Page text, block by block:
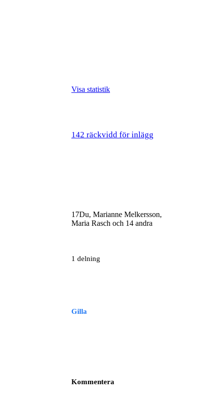
Visa statistik
142 räckvidd för inlägg
17Du, Marianne Melkersson,
Maria Rasch och 14 andra
1 delning
Gilla
Kommentera